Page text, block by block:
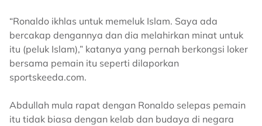
“Ronaldo ikhlas untuk memeluk Islam. Saya ada
bercakap dengannya dan dia melahirkan minat untuk
itu (peluk Islam),” katanya yang pernah berkongsi loker
bersama pemain itu seperti dilaporkan
sportskeeda.com.
Abdullah mula rapat dengan Ronaldo selepas pemain
itu tidak biasa dengan kelab dan budaya di negara